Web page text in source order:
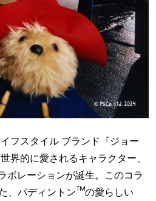
フスタイル ブランド『ジョー
界的に愛されるキャラクター、
レーションが誕生。このコラ
、パディントン™の愛らしい